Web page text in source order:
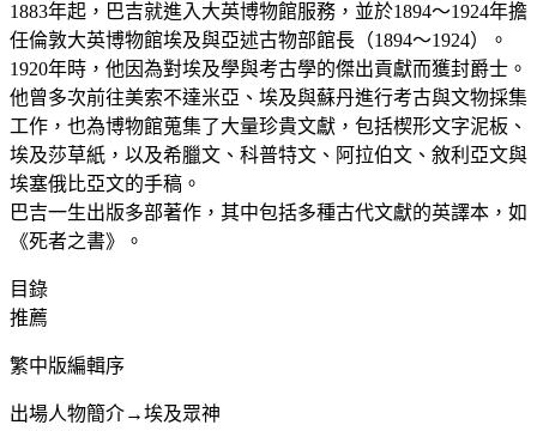
1883年起，巴吉就進入大英博物館服務，並於1894～1924年擔
任倫敦大英博物館埃及與亞述古物部館長（1894～1924）。
1920年時，他因為對埃及學與考古學的傑出貢獻而獲封爵士。
他曾多次前往美索不達米亞、埃及與蘇丹進行考古與文物採集
工作，也為博物館蒐集了大量珍貴文獻，包括楔形文字泥板、
埃及莎草紙，以及希臘文、科普特文、阿拉伯文、敘利亞文與
埃塞俄比亞文的手稿。
巴吉一生出版多部著作，其中包括多種古代文獻的英譯本，如
《死者之書》。
目錄
推薦
繁中版編輯序
出場人物簡介→埃及眾神